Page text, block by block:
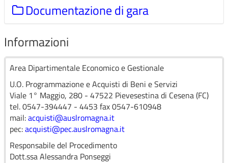
Documentazione di gara
Documentazione di gara
Affidamento del servizio di prenotazioni telefoniche
relative alle prestazioni di specialistica ambulatoriali
(CUPTEL 2).
Informazioni
Area Dipartimentale Economico e Gestionale
U.O. Programmazione e Acquisti di Beni e Servizi
Viale 1° Maggio, 280 - 47522 Pievesestina di Cesena (FC)
tel. 0547-394447 - 4453 fax 0547-610948
mail:acquisti@auslromagna.it
pec:acquisti@pec.auslromagna.it
Responsabile del Procedimento
Dott.ssa Alessandra Ponseggi